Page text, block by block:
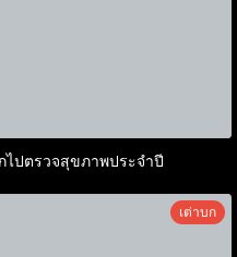
ไปตรวจสุขภาพประจำปี
เต่าบก